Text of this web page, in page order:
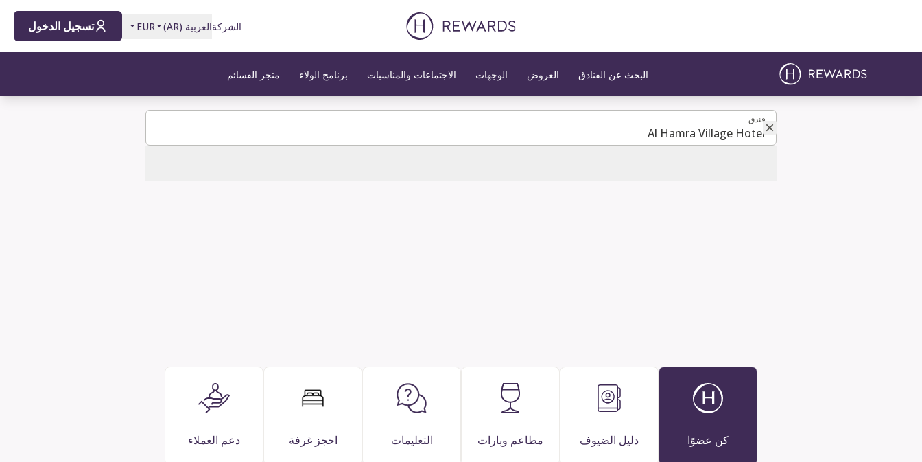
الشركةالعربية (
AR
)
EUR تسجيل الدخول
البحث عن الفنادق العروض الوجهات الاجتماعات والمناسبات برنامج الولاء متجر القسائم
فندقفندق
كن عضوًا دليل الضيوف مطاعم وبارات التعليمات احجز غرفة دعم العملاء